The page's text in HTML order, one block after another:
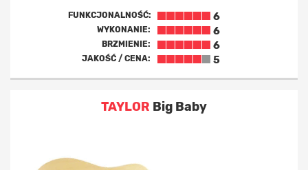
FUNKCJONALNOŚĆ: 6
WYKONANIE: 6
BRZMIENIE: 6
JAKOŚĆ / CENA: 5
TAYLOR Big Baby